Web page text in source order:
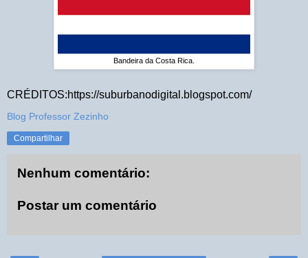
Bandeira da Costa Rica.
CRÉDITOS:https://suburbanodigital.blogspot.com/
Blog Professor Zezinho
Compartilhar
Nenhum comentário:
Postar um comentário